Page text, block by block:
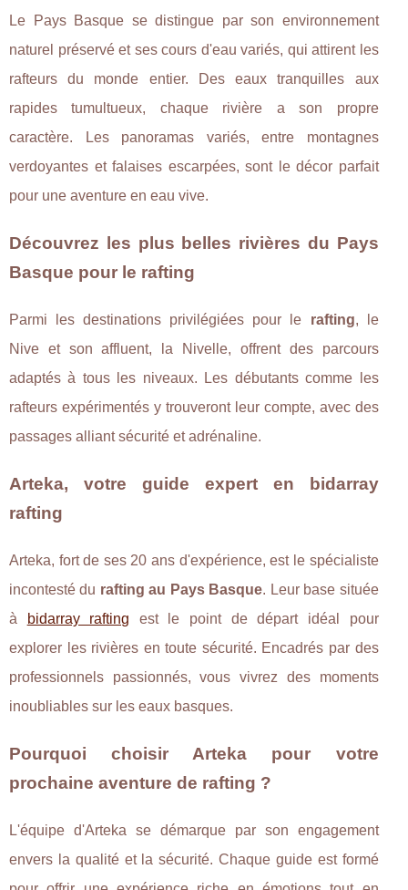
Le Pays Basque se distingue par son environnement
naturel préservé et ses cours d'eau variés, qui attirent les
rafteurs du monde entier. Des eaux tranquilles aux
rapides tumultueux, chaque rivière a son propre
caractère. Les panoramas variés, entre montagnes
verdoyantes et falaises escarpées, sont le décor parfait
pour une aventure en eau vive.
Découvrez les plus belles rivières du Pays
Basque pour le rafting
Parmi les destinations privilégiées pour le rafting, le
Nive et son affluent, la Nivelle, offrent des parcours
adaptés à tous les niveaux. Les débutants comme les
rafteurs expérimentés y trouveront leur compte, avec des
passages alliant sécurité et adrénaline.
Arteka, votre guide expert en bidarray
rafting
Arteka, fort de ses 20 ans d'expérience, est le spécialiste
incontesté du rafting au Pays Basque. Leur base située
à
bidarray rafting est le point de départ idéal pour
explorer les rivières en toute sécurité. Encadrés par des
professionnels passionnés, vous vivrez des moments
inoubliables sur les eaux basques.
Pourquoi choisir Arteka pour votre
prochaine aventure de rafting ?
L'équipe d'Arteka se démarque par son engagement
envers la qualité et la sécurité. Chaque guide est formé